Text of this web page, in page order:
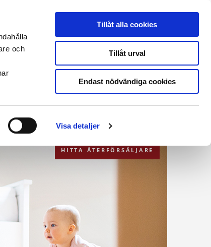
och
Visa detaljer
Tillåt alla cookies
Tillåt urval
Endast nödvändiga cookies
Kontakt & support
BOKA ETT HEMBESÖK
HITTA ÅTERFÖRSÄLJARE